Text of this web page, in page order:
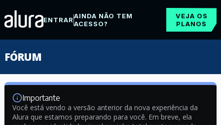
ENTRARAINDA NÃO TEM
ACESSO?
VEJA OS
PLANOS
FÓRUM
Importante
Você está vendo a versão anterior da nova experiência da
Alura que estamos preparando para você. Em breve, ela